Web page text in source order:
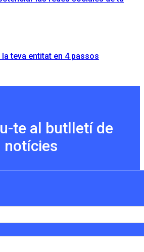
teva entitat en 4 passos
te al butlletí de
notícies